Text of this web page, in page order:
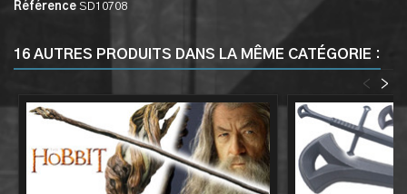
Référence SD10708
16 AUTRES PRODUITS DANS LA MÊME CATÉGORIE :
>
<